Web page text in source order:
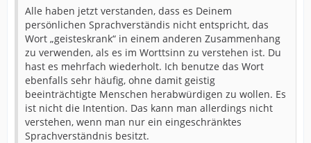
Alle haben jetzt verstanden, dass es Deinem
persönlichen Sprachverständis nicht entspricht, das
Wort „geisteskrank“ in einem anderen Zusammenhang
zu verwenden, als es im Worttsinn zu verstehen ist. Du
hast es mehrfach wiederholt. Ich benutze das Wort
ebenfalls sehr häufig, ohne damit geistig
beeinträchtigte Menschen herabwürdigen zu wollen. Es
ist nicht die Intention. Das kann man allerdings nicht
verstehen, wenn man nur ein eingeschränktes
Sprachverständnis besitzt.